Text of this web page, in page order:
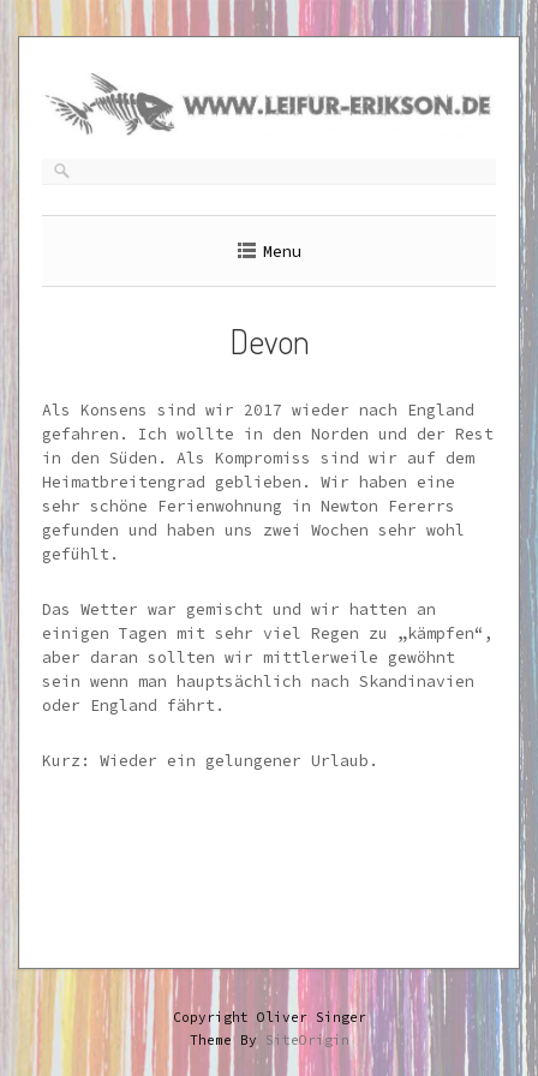
content
Menu
Devon
Als Konsens sind wir 2017 wieder nach England
gefahren. Ich wollte in den Norden und der Rest
in den Süden. Als Kompromiss sind wir auf dem
Heimatbreitengrad geblieben. Wir haben eine
sehr schöne Ferienwohnung in Newton Fererrs
gefunden und haben uns zwei Wochen sehr wohl
gefühlt.
Das Wetter war gemischt und wir hatten an
einigen Tagen mit sehr viel Regen zu „kämpfen“,
aber daran sollten wir mittlerweile gewöhnt
sein wenn man hauptsächlich nach Skandinavien
oder England fährt.
Kurz: Wieder ein gelungener Urlaub.
Copyright Oliver Singer
Theme By
SiteOrigin